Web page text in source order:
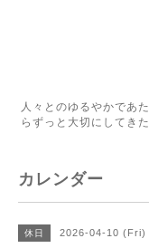
人々とのゆるやかであ
らずっと大切にしてき
カレンダー
休日 2026-04-10